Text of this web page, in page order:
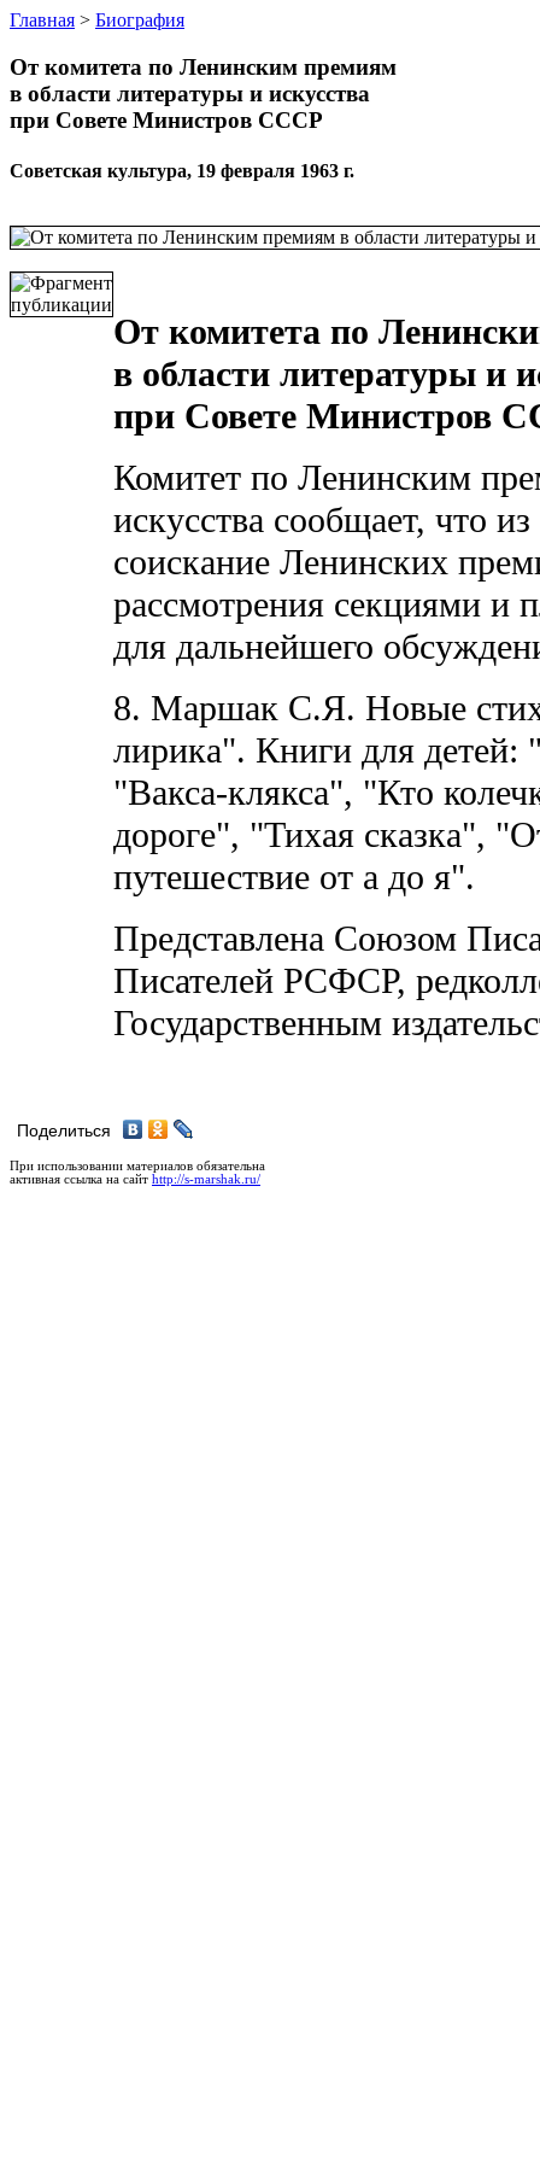
Главная > Биография
От комитета по Ленинским премиям
в области литературы и искусства
при Совете Министров СССР
Советская культура, 19 февраля 1963 г.
От комитета по
в области литературы и
при Совете Министров
Комитет по Ленинским
искусства сообщает, что
соискание Ленинских
рассмотрения секциями и
для дальнейшего
8. Маршак С.Я. Новые
лирика". Книги для
"Вакса-клякса", "Кто
дороге", "Тихая сказка",
путешествие от а до я".
Представлена Союзом
Писателей РСФСР,
Государственным
Поделиться
При использовании материалов обязательна
активная ссылка на сайт http://s-marshak.ru/